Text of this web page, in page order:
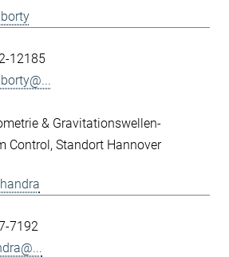
12185
& Gravitationswellen-
Control Standort Hannover
7192